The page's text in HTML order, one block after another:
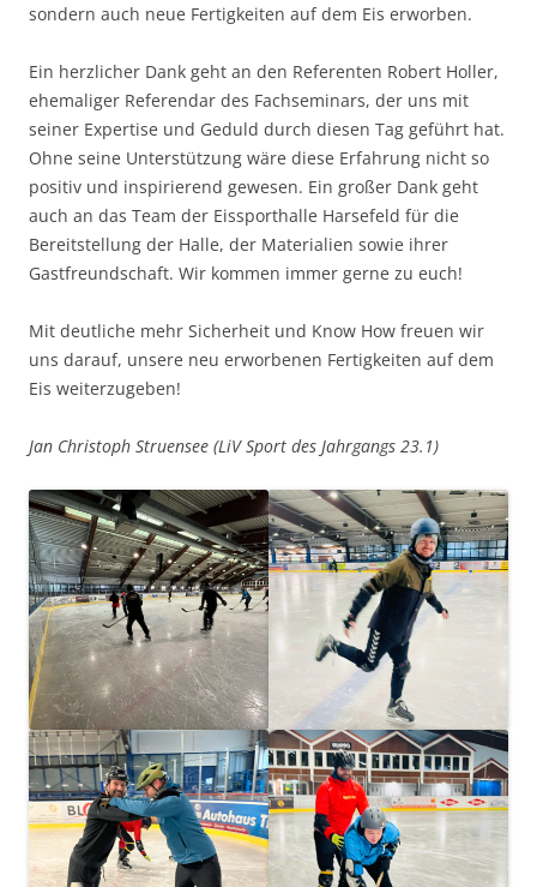
sondern auch neue Fertigkeiten auf dem Eis erworben.
Ein herzlicher Dank geht an den Referenten Robert Holler,
ehemaliger Referendar des Fachseminars, der uns mit
seiner Expertise und Geduld durch diesen Tag geführt hat.
Ohne seine Unterstützung wäre diese Erfahrung nicht so
positiv und inspirierend gewesen. Ein großer Dank geht
auch an das Team der Eissporthalle Harsefeld für die
Bereitstellung der Halle, der Materialien sowie ihrer
Gastfreundschaft. Wir kommen immer gerne zu euch!
Mit deutliche mehr Sicherheit und Know How freuen wir
uns darauf, unsere neu erworbenen Fertigkeiten auf dem
Eis weiterzugeben!
Jan Christoph Struensee (LiV Sport des Jahrgangs 23.1)